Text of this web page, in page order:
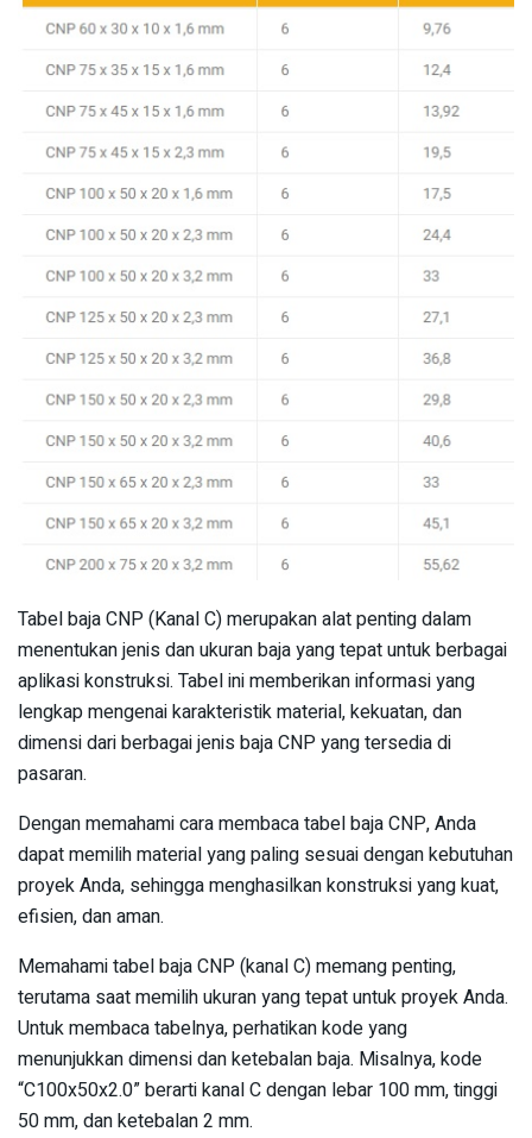
Tabel baja CNP (Kanal C) merupakan alat penting dalam
menentukan jenis dan ukuran baja yang tepat untuk berbagai
aplikasi konstruksi. Tabel ini memberikan informasi yang
lengkap mengenai karakteristik material, kekuatan, dan
dimensi dari berbagai jenis baja CNP yang tersedia di
pasaran.
Dengan memahami cara membaca tabel baja CNP, Anda
dapat memilih material yang paling sesuai dengan kebutuhan
proyek Anda, sehingga menghasilkan konstruksi yang kuat,
efisien, dan aman.
Memahami tabel baja CNP (kanal C) memang penting,
terutama saat memilih ukuran yang tepat untuk proyek Anda.
Untuk membaca tabelnya, perhatikan kode yang
menunjukkan dimensi dan ketebalan baja. Misalnya, kode
“C100x50x2.0” berarti kanal C dengan lebar 100 mm, tinggi
50 mm, dan ketebalan 2 mm.